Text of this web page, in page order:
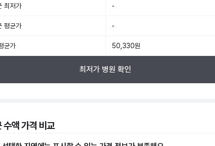
최저가 -
평균가 -
균가 50,330원
최저가 병원 확인
수액 가격 비교